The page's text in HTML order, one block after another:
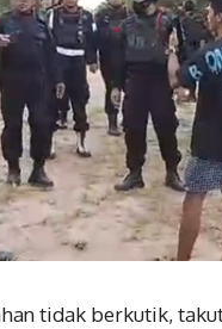
tidak berkutik,